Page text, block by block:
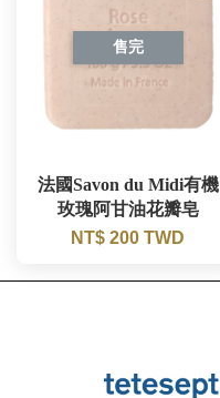
售完
法國Savon du Midi有機
玫瑰阿甘油花瓣皂
NT$ 200 TWD